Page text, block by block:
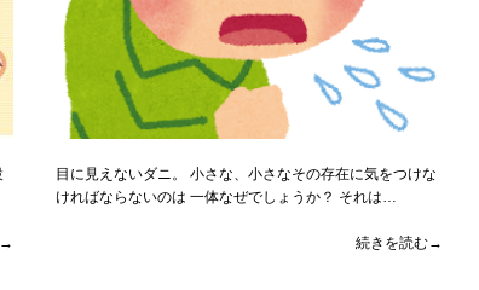
→
目に見えないダニ。 小さな、小さなその存在に気をつけな
ければならないのは 一体なぜでしょうか？ それは…
続きを読む→